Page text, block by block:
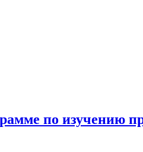
по изучению